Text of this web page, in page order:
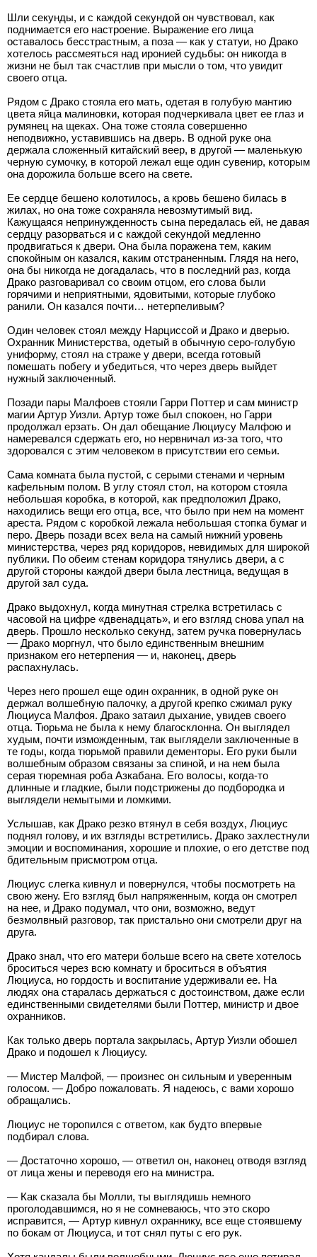
Шли секунды, и с каждой секундой он чувствовал, как
поднимается его настроение. Выражение его лица
оставалось бесстрастным, а поза — как у статуи, но Драко
хотелось рассмеяться над иронией судьбы: он никогда в
жизни не был так счастлив при мысли о том, что увидит
своего отца.
Рядом с Драко стояла его мать, одетая в голубую мантию
цвета яйца малиновки, которая подчеркивала цвет ее глаз и
румянец на щеках. Она тоже стояла совершенно
неподвижно, уставившись на дверь. В одной руке она
держала сложенный китайский веер, в другой — маленькую
черную сумочку, в которой лежал еще один сувенир, которым
она дорожила больше всего на свете.
Ее сердце бешено колотилось, а кровь бешено билась в
жилах, но она тоже сохраняла невозмутимый вид.
Кажущаяся непринужденность сына передалась ей, не давая
сердцу разорваться и с каждой секундой медленно
продвигаться к двери. Она была поражена тем, каким
спокойным он казался, каким отстраненным. Глядя на него,
она бы никогда не догадалась, что в последний раз, когда
Драко разговаривал со своим отцом, его слова были
горячими и неприятными, ядовитыми, которые глубоко
ранили. Он казался почти… нетерпеливым?
Один человек стоял между Нарциссой и Драко и дверью.
Охранник Министерства, одетый в обычную серо-голубую
униформу, стоял на страже у двери, всегда готовый
помешать побегу и убедиться, что через дверь выйдет
нужный заключенный.
Позади пары Малфоев стояли Гарри Поттер и сам министр
магии Артур Уизли. Артур тоже был спокоен, но Гарри
продолжал ерзать. Он дал обещание Люциусу Малфою и
намеревался сдержать его, но нервничал из-за того, что
здоровался с этим человеком в присутствии его семьи.
Сама комната была пустой, с серыми стенами и черным
кафельным полом. В углу стоял стол, на котором стояла
небольшая коробка, в которой, как предположил Драко,
находились вещи его отца, все, что было при нем на момент
ареста. Рядом с коробкой лежала небольшая стопка бумаг и
перо. Дверь позади всех вела на самый нижний уровень
министерства, через ряд коридоров, невидимых для широкой
публики. По обеим стенам коридора тянулись двери, а с
другой стороны каждой двери была лестница, ведущая в
другой зал суда.
Драко выдохнул, когда минутная стрелка встретилась с
часовой на цифре «двенадцать», и его взгляд снова упал на
дверь. Прошло несколько секунд, затем ручка повернулась
— Драко моргнул, что было единственным внешним
признаком его нетерпения — и, наконец, дверь
распахнулась.
Через него прошел еще один охранник, в одной руке он
держал волшебную палочку, а другой крепко сжимал руку
Люциуса Малфоя. Драко затаил дыхание, увидев своего
отца. Тюрьма не была к нему благосклонна. Он выглядел
худым, почти изможденным, так выглядели заключенные в
те годы, когда тюрьмой правили дементоры. Его руки были
волшебным образом связаны за спиной, и на нем была
серая тюремная роба Азкабана. Его волосы, когда-то
длинные и гладкие, были подстрижены до подбородка и
выглядели немытыми и ломкими.
Услышав, как Драко резко втянул в себя воздух, Люциус
поднял голову, и их взгляды встретились. Драко захлестнули
эмоции и воспоминания, хорошие и плохие, о его детстве под
бдительным присмотром отца.
Люциус слегка кивнул и повернулся, чтобы посмотреть на
свою жену. Его взгляд был напряженным, когда он смотрел
на нее, и Драко подумал, что они, возможно, ведут
безмолвный разговор, так пристально они смотрели друг на
друга.
Драко знал, что его матери больше всего на свете хотелось
броситься через всю комнату и броситься в объятия
Люциуса, но гордость и воспитание удерживали ее. На
людях она старалась держаться с достоинством, даже если
единственными свидетелями были Поттер, министр и двое
охранников.
Как только дверь портала закрылась, Артур Уизли обошел
Драко и подошел к Люциусу.
— Мистер Малфой, — произнес он сильным и уверенным
голосом. — Добро пожаловать. Я надеюсь, с вами хорошо
обращались.
Люциус не торопился с ответом, как будто впервые
подбирал слова.
— Достаточно хорошо, — ответил он, наконец отводя взгляд
от лица жены и переводя его на министра.
— Как сказала бы Молли, ты выглядишь немного
проголодавшимся, но я не сомневаюсь, что это скоро
исправится, — Артур кивнул охраннику, все еще стоявшему
по бокам от Люциуса, и тот снял путы с его рук.